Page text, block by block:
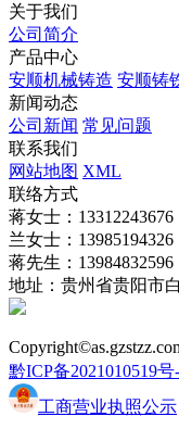
关于我们
公司简介
产品中心
安顺机械铸造 安顺铸
新闻动态
公司新闻 常见问题
联系我们
网站地图 XML
联络方式
蒋女士：13312243676
兰女士：13985194326
蒋先生：13984832596
地址：贵州省贵阳市
黔ICP备2021010519号
工商营业执照公示